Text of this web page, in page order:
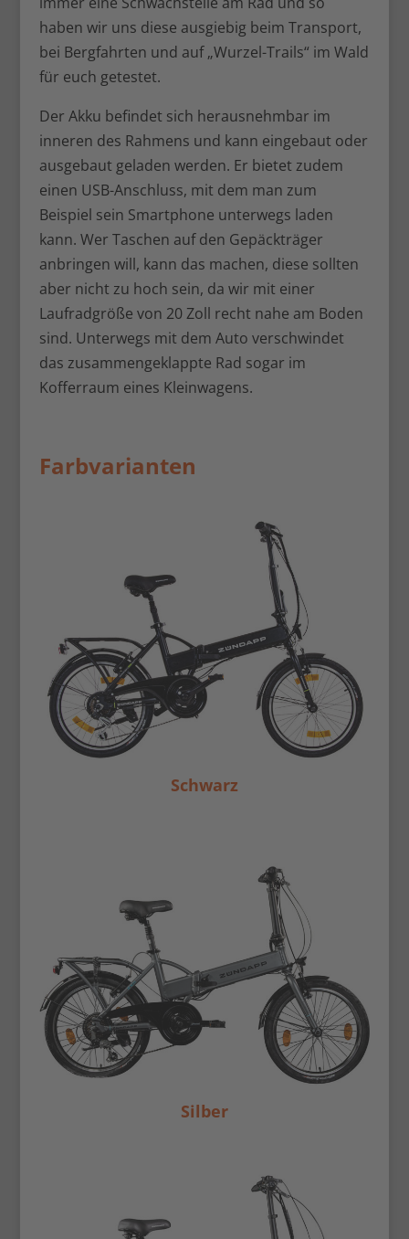
haben wir uns diese ausgiebig beim Transport,
bei Bergfahrten und auf „Wurzel-Trails“ im Wald
für euch getestet.
Der Akku befindet sich herausnehmbar im
inneren des Rahmens und kann eingebaut oder
ausgebaut geladen werden. Er bietet zudem
einen USB-Anschluss, mit dem man zum
Beispiel sein Smartphone unterwegs laden
kann. Wer Taschen auf den Gepäckträger
anbringen will, kann das machen, diese sollten
aber nicht zu hoch sein, da wir mit einer
Laufradgröße von 20 Zoll recht nahe am Boden
sind. Unterwegs mit dem Auto verschwindet
das zusammengeklappte Rad sogar im
Kofferraum eines Kleinwagens.
Farbvarianten
Schwarz
Silber